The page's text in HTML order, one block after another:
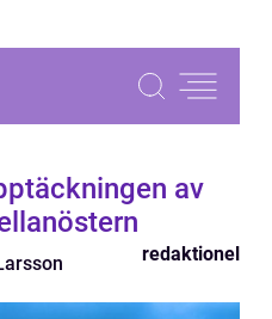
av
redaktionel